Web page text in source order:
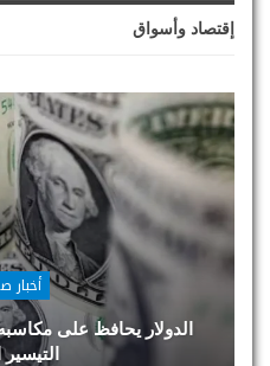
إقتصاد وأسواق
أخبار
الدولار يحافظ على